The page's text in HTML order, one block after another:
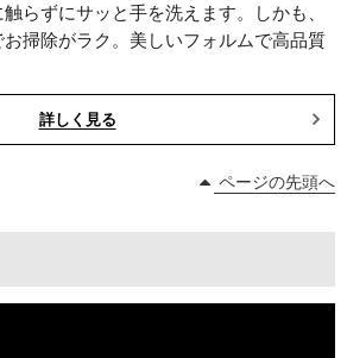
らずにサッと手を洗えます。しかも、
掃除がラク。美しいフォルムで高品質
詳しく見る
ページの先頭へ